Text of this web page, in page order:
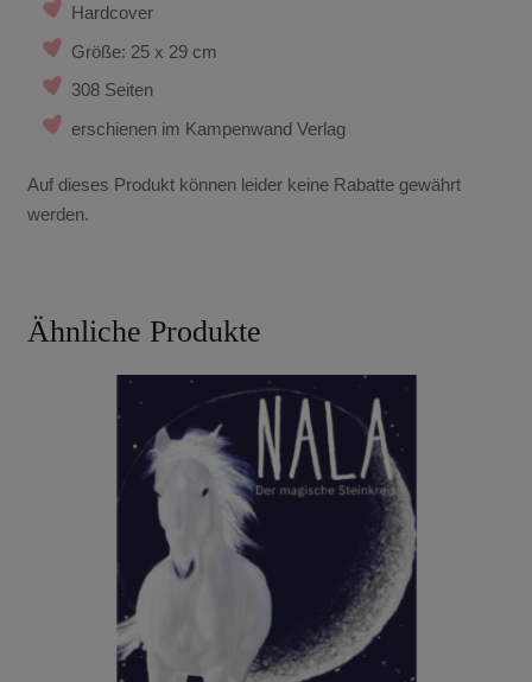
Hardcover
Größe: 25 x 29 cm
308 Seiten
erschienen im Kampenwand Verlag
Auf dieses Produkt können leider keine Rabatte gewährt
werden.
Ähnliche Produkte